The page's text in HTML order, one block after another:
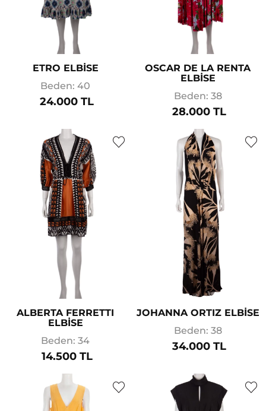
ETRO ELBİSE
Beden: 40
24.000 TL
OSCAR DE LA RENTA
ELBİSE
Beden: 38
28.000 TL
ALBERTA FERRETTI
ELBİSE
Beden: 34
14.500 TL
JOHANNA ORTIZ ELBİSE
Beden: 38
34.000 TL